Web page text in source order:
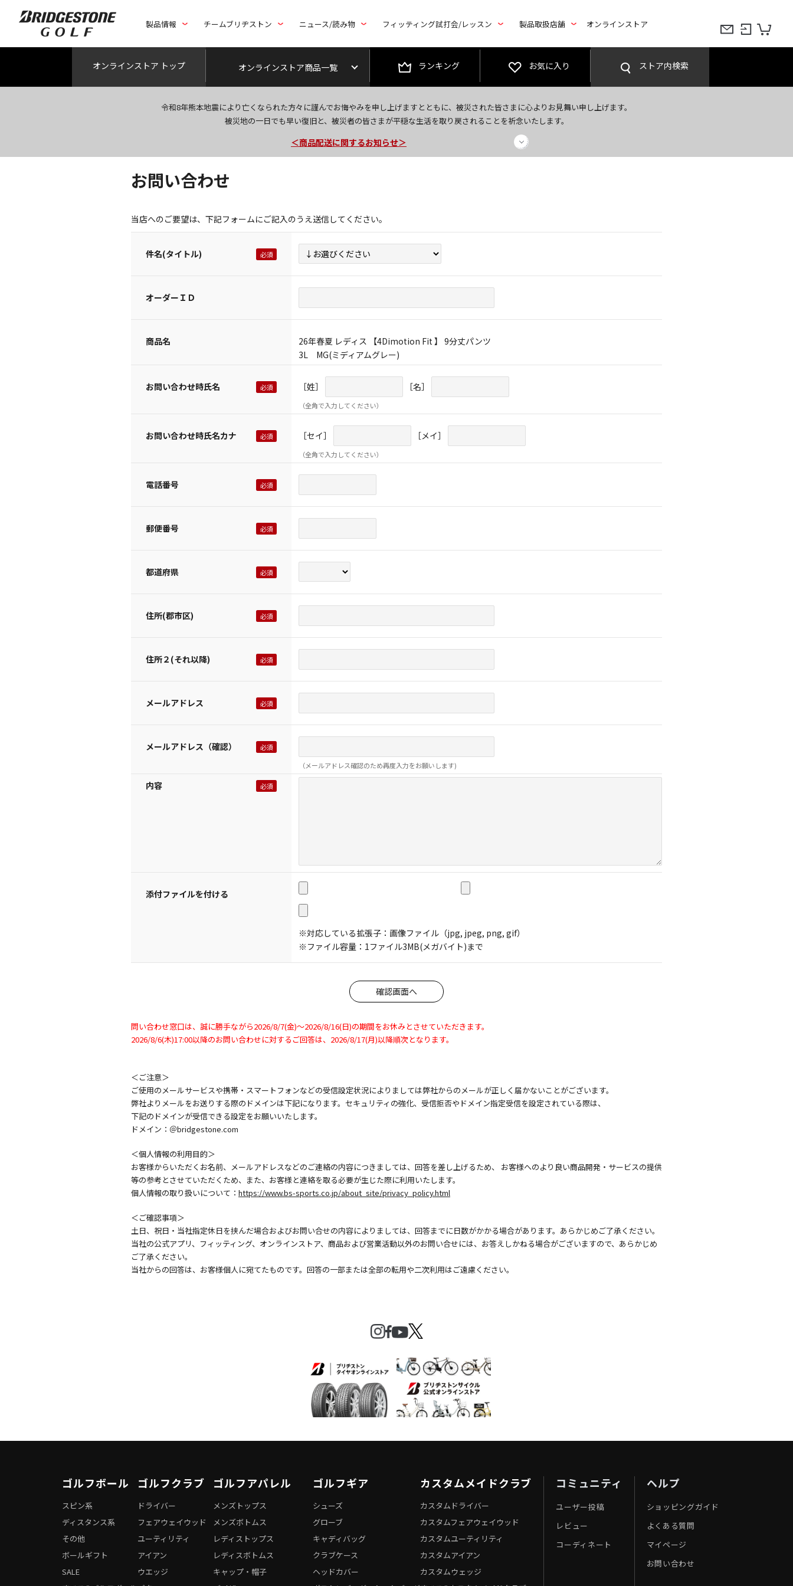
製品情報 チームブリヂストン ニュース/読み物 フィッティング試打会/レッスン 製品取扱店舗 オンラインストア
オンラインストア トップ オンラインストア商品一覧 ランキング お気に入り ストア内検索
令和8年熊本地震により亡くなられた方々に謹んでお悔やみを申し上げますとともに、被災された皆さまに心よりお見舞い申し上げます。
被災地の一日でも早い復旧と、被災者の皆さまが平穏な生活を取り戻されることを祈念いたします。
＜商品配送に関するお知らせ＞
＜夏季休暇中のご注文・発送・お問い合わせ＞
お問い合わせ
当店へのご要望は、下記フォームにご記入のうえ送信してください。
件名(タイトル)
オーダーＩＤ
商品名
26年春夏 レディス 【4Dimotion Fit 】 9分丈パンツ
3L MG(ミディアムグレー)
お問い合わせ時氏名 ［姓］ ［名］
（全角で入力してください）
お問い合わせ時氏名カナ ［セイ］ ［メイ］
（全角で入力してください）
電話番号
郵便番号
都道府県
住所(郡市区)
住所２(それ以降)
メールアドレス
メールアドレス（確認）
（メールアドレス確認のため再度入力をお願いします)
内容
添付ファイルを付ける
※対応している拡張子：画像ファイル（jpg, jpeg, png, gif）
※ファイル容量：1ファイル3MB(メガバイト)まで
問い合わせ窓口は、誠に勝手ながら2026/8/7(金)～2026/8/16(日)の期間をお休みとさせていただきます。
2026/8/6(木)17:00以降のお問い合わせに対するご回答は、2026/8/17(月)以降順次となります。
＜ご注意＞
ご使用のメールサービスや携帯・スマートフォンなどの受信設定状況によりましては弊社からのメールが正しく届かないことがございます。
弊社よりメールをお送りする際のドメインは下記になります。セキュリティの強化、受信拒否やドメイン指定受信を設定されている際は、
下記のドメインが受信できる設定をお願いいたします。
ドメイン：＠bridgestone.com
＜個人情報の利用目的＞
お客様からいただくお名前、メールアドレスなどのご連絡の内容につきましては、回答を差し上げるため、 お客様へのより良い商品開発・サービスの提供
等の参考とさせていただくため、また、お客様と連絡を取る必要が生じた際に利用いたします。
個人情報の取り扱いについて： https://www.bs-sports.co.jp/about_site/privacy_policy.html
＜ご確認事項＞
土日、祝日・当社指定休日を挟んだ場合およびお問い合せの内容によりましては、回答までに日数がかかる場合があります。あらかじめご了承ください。
当社の公式アプリ、フィッティング、オンラインストア、商品および営業活動以外のお問い合せには、お答えしかねる場合がございますので、あらかじめ
ご了承ください。
当社からの回答は、お客様個人に宛てたものです。回答の一部または全部の転用や二次利用はご遠慮ください。
ゴルフボール
スピン系
ディスタンス系
その他
ボールギフト
SALE
ゴルフクラブ
ドライバー
フェアウェイウッド
ユーティリティ
アイアン
ウエッジ
ゴルフアパレル
メンズトップス
メンズボトムス
レディストップス
レディスボトムス
キャップ・帽子
ゴルフギア
シューズ
グローブ
キャディバッグ
クラブケース
ヘッドカバー
カスタムメイドクラブ
カスタムドライバー
カスタムフェアウェイウッド
カスタムユーティリティ
カスタムアイアン
カスタムウェッジ
コミュニティ
ユーザー投稿
レビュー
コーディネート
ヘルプ
ショッピングガイド
よくある質問
マイページ
お問い合わせ